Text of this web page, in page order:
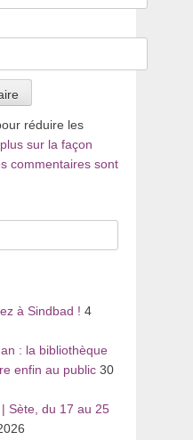
réduire les
sur la façon
commentaires sont
à Sindbad ! 4
: la bibliothèque
enfin au public 30
Sète, du 17 au 25